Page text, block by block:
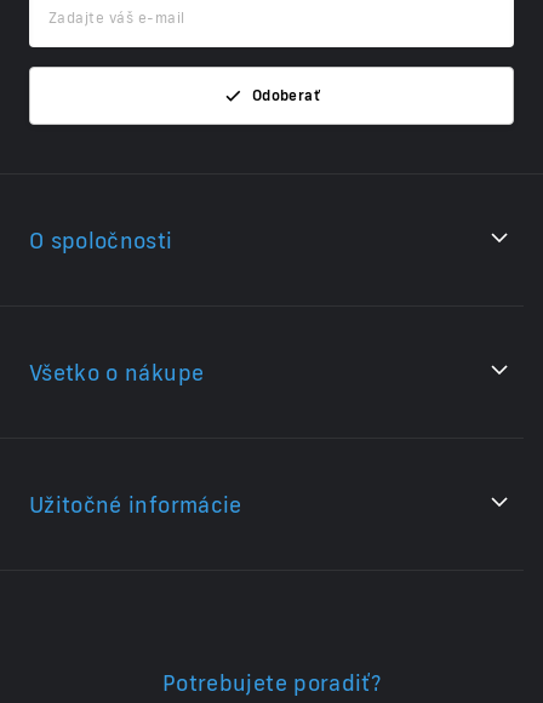
Odoberať
O spoločnosti
Všetko o nákupe
Užitočné informácie
Potrebujete poradiť?